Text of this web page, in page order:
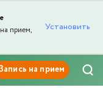
прием,
Установить